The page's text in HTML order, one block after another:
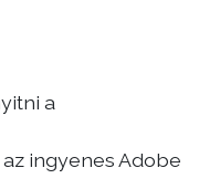
a
ingyenes Adobe